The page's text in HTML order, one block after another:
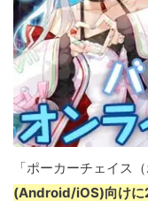
「ポーカーチェイス
(Android/iOS)向けに